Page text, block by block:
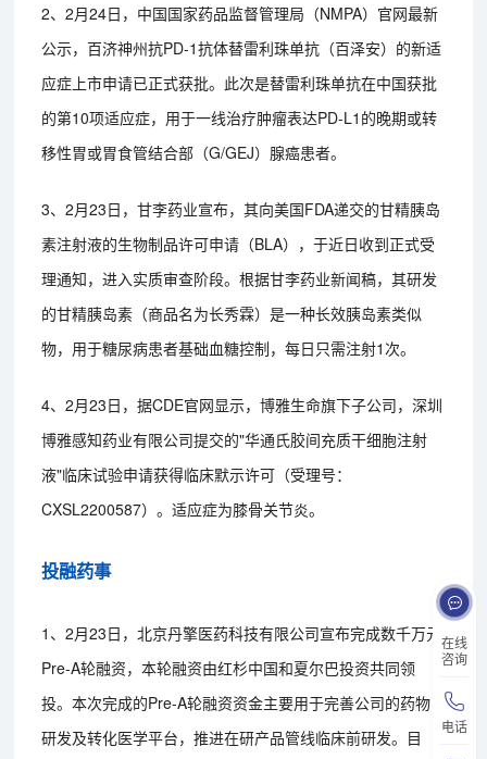
在线
咨询
电话
2、2月24日，中国国家药品监督管理局（NMPA）官网最新
公示，百济神州抗PD-1抗体替雷利珠单抗（百泽安）的新适
应症上市申请已正式获批。此次是替雷利珠单抗在中国获批
的第10项适应症，用于一线治疗肿瘤表达PD-L1的晚期或转
移性胃或胃食管结合部（G/GEJ）腺癌患者。
3、2月23日，甘李药业宣布，其向美国FDA递交的甘精胰岛
素注射液的生物制品许可申请（BLA），于近日收到正式受
理通知，进入实质审查阶段。根据甘李药业新闻稿，其研发
的甘精胰岛素（商品名为长秀霖）是一种长效胰岛素类似
物，用于糖尿病患者基础血糖控制，每日只需注射1次。
4、2月23日，据CDE官网显示，博雅生命旗下子公司，深圳
博雅感知药业有限公司提交的"华通氏胶间充质干细胞注射
液"临床试验申请获得临床默示许可（受理号：
CXSL2200587）。适应症为膝骨关节炎。
投融药事
1、2月23日，北京丹擎医药科技有限公司宣布完成数千万元
Pre-A轮融资，本轮融资由红杉中国和夏尔巴投资共同领
投。本次完成的Pre-A轮融资资金主要用于完善公司的药物
研发及转化医学平台，推进在研产品管线临床前研发。目